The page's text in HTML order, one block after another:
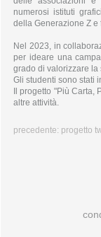
numerosi istituti
della Generazione Z e
Nel 2023, in
per ideare una
grado di valorizzare la
Gli studenti sono stati
Il progetto "Più Carta,
altre attività.
precedente: progetto